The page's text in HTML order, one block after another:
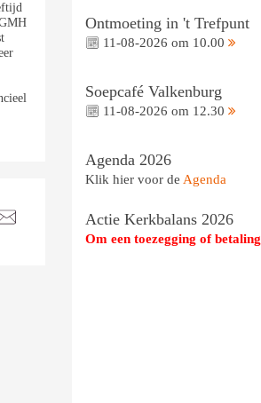
Ontmoeting in 't Trefpunt
11-08-2026 om 10.00
Soepcafé Valkenburg
11-08-2026 om 12.30
Agenda 2026
Klik hier voor de Agenda
Actie Kerkbalans 2026
Om een toezegging of